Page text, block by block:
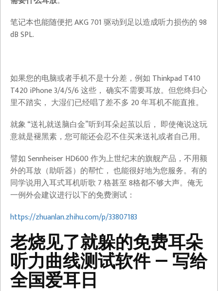
笔记本也能随便把 AKG 701 驱动到足以造成听力损伤的 98
dB SPL.
如果您的电脑或者手机不是十分差，例如 Thinkpad T410
T420 iPhone 3/4/5/6 这些， 确实不需要耳放。但您终归心
里不踏实， 大湿们已经唱了差不多 20 年耳机不能直推。
就象 “送礼就送脑白金”听到耳朵起茧以后， 即使俺说这玩
意就是褪黑素，您可能还会忍不住买来送礼或者自己用。
譬如 Sennheiser HD600 作为上世纪末的旗舰产品，不用额
外的耳放（助听器）的帮忙， 也能很好地为您服务。有的
同学说用入耳式耳机听歌 7 格甚至 8格都不够大声。俺无
一例外会建议进行以下的免费测试：
https://zhuanlan.zhihu.com/p/33807183
老烧见了就躲的免费耳朵
听力曲线测试软件 — 写给
全国爱耳日